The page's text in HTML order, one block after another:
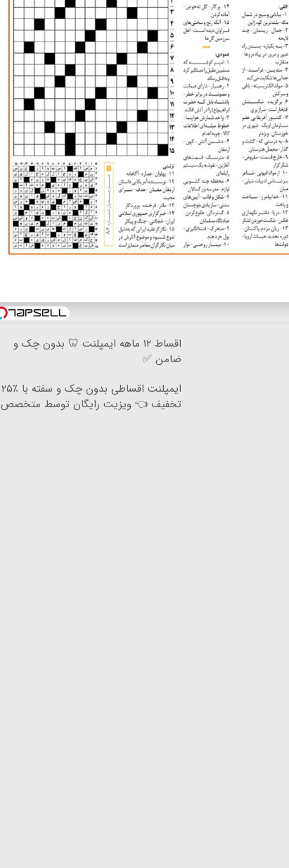
اقساط ۱۲ ماهه ایمپلنت 🦷 بدون چک و
ضامن ✅
ایمپلنت اقساطی بدون چک و سفته با ٪۲۵
تخفیف 👈 ویزیت رایگان توسط متخصص